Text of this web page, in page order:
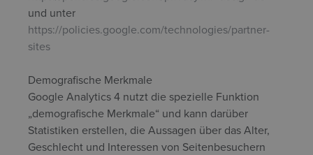
und unter
https://policies.google.com/technologies/partner-
sites
Demografische Merkmale
Google Analytics 4 nutzt die spezielle Funktion
„demografische Merkmale“ und kann darüber
Statistiken erstellen, die Aussagen über das Alter,
Geschlecht und Interessen von Seitenbesuchern